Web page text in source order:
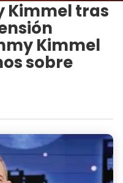
Kimmel tras
Kimmel
sobre